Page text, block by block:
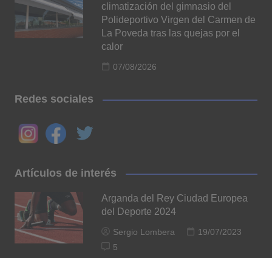
climatización del gimnasio del
Polideportivo Virgen del Carmen de
La Poveda tras las quejas por el
calor
07/08/2026
Redes sociales
Artículos de interés
Arganda del Rey Ciudad Europea
del Deporte 2024
Sergio Lombera
19/07/2023
5